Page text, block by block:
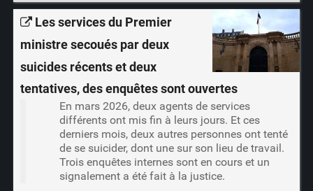
Les services du Premier
ministre secoués par deux
suicides récents et deux
tentatives, des enquêtes sont ouvertes
En mars 2026, deux agents de services
différents ont mis fin à leurs jours. Et ces
derniers mois, deux autres personnes ont tenté
de se suicider, dont une sur son lieu de travail.
Trois enquêtes internes sont en cours et un
signalement a été fait à la justice.